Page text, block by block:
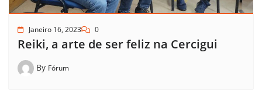
Janeiro 16, 2023 0
Reiki, a arte de ser feliz na Cercigui
By Fórum